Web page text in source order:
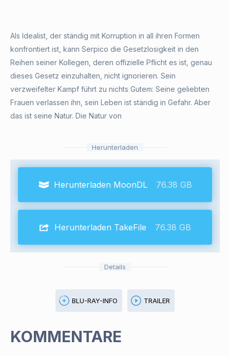
Als Idealist, der ständig mit Korruption in all ihren Formen
konfrontiert ist, kann Serpico die Gesetzlosigkeit in den
Reihen seiner Kollegen, deren offizielle Pflicht es ist, genau
dieses Gesetz einzuhalten, nicht ignorieren. Sein
verzweifelter Kampf führt zu nichts Gutem: Seine geliebten
Frauen verlassen ihn, sein Leben ist ständig in Gefahr. Aber
das ist seine Natur. Die Natur von
Herunterladen
Herunterladen MoonDL 76.38 GB
Herunterladen TakeFile 76.38 GB
Details
BLU-RAY-INFO TRAILER
KOMMENTARE